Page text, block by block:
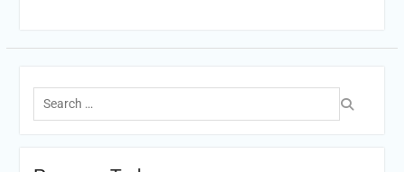
Search
for: